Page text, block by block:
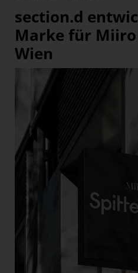
section.d
Marke für
Wien